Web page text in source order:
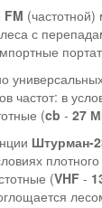
FM
с
частот: в
(cb - 27
Штурман-
(VHF -